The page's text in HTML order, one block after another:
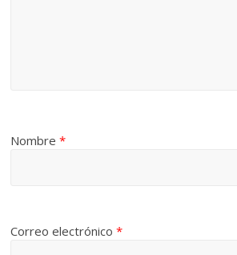
Nombre*
Correo electrónico*